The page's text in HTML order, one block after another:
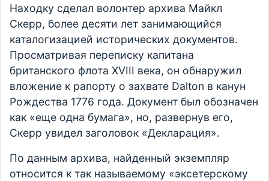
Находку сделал волонтер архива Майкл
Скерр, более десяти лет занимающийся
каталогизацией исторических документов.
Просматривая переписку капитана
британского флота XVIII века, он обнаружил
вложение к рапорту о захвате Dalton в канун
Рождества 1776 года. Документ был обозначен
как «еще одна бумага», но, развернув его,
Скерр увидел заголовок «Декларация».
По данным архива, найденный экземпляр
относится к так называемому «эксетерскому